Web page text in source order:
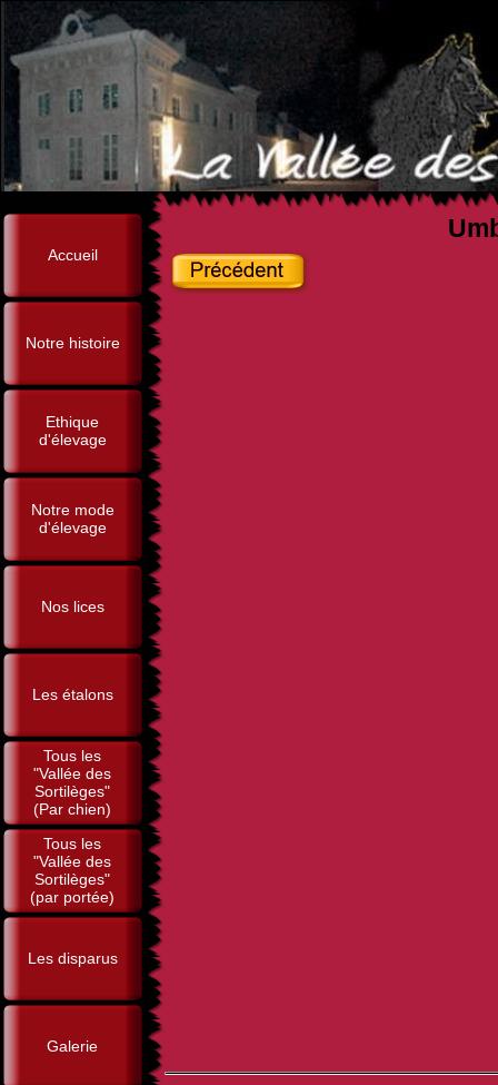
Accueil
Notre histoire
Ethique
d'élevage
Notre mode
d'élevage
Nos lices
Les étalons
Tous les
"Vallée des
Sortilèges"
(Par chien)
Tous les
"Vallée des
Sortilèges"
(par portée)
Les disparus
Galerie